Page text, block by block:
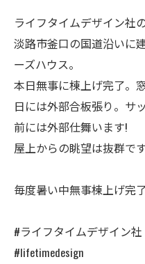
ライフタイムデザイン社
淡路市釜口の国道沿いに
ーズハウス。
本日無事に棟上げ完了。
日には外部合板張り。サ
前には外部仕舞います!
屋上からの眺望は抜群で
毎度暑い中無事棟上げ完
#ライフタイムデザイン社
#lifetimedesign